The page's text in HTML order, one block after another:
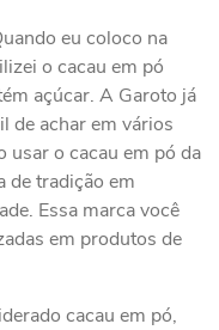
eu coloco na
o cacau em pó
açúcar. A Garoto já
de achar em vários
usar o cacau em pó da
de tradição em
Essa marca você
em produtos de
cacau em pó,